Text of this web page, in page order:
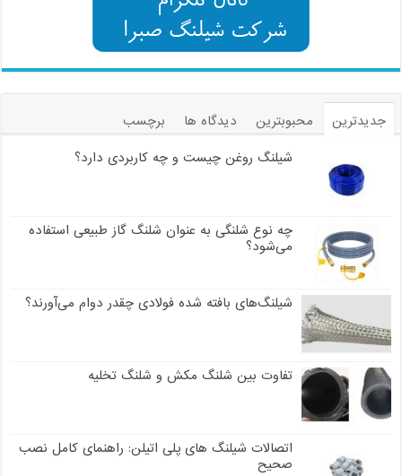
جدیدترین محبوبترین دیدگاه ها
برچسب
شیلنگ روغن چیست و چه کاربردی دارد؟
چه نوع شلنگی به عنوان شلنگ گاز طبیعی استفاده
می‌شود؟
شیلنگ‌های بافته شده فولادی چقدر دوام می‌آورند؟
تفاوت بین شلنگ مکش و شلنگ تخلیه
اتصالات شیلنگ های پلی اتیلن: راهنمای کامل نصب
صحیح